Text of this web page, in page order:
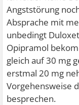
Angststörung
Absprache mit
unbedingt
Opipramol
gleich auf 30 mg
erstmal 20 mg
Vorgehensweise
besprechen.